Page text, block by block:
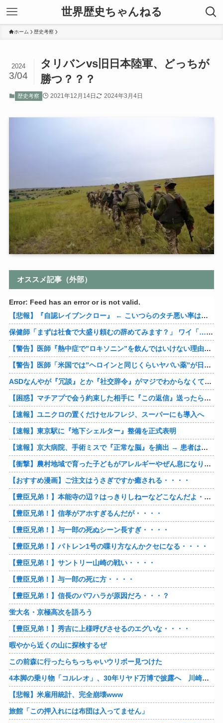
世界歴史ちゃんねる
ホーム 歴史考察
タリバンvs旧日本陸軍、どっちが
勝つ？？？
2024
3/04
歴史考察 2021年12月14日 2024年3月4日
オススメ記事（外部）
Error: Feed has an error or is not valid.
【悲報】『自認レイブンクロー』 ← こいつらのタチ悪い率は異常
保健師「まずは社食で大盛り頼むの辞めてみます？」 ワイ「…食っちゃいけないものを売ってるのか？」
【警告】医師『熱中症で”ロキソニン”を飲んではいけない理由がこれ』
【警告】医師「米国では”ヘロインと同じくらいヤバい薬”が日本では平気で処方されてる」
ASDなんやが『冗談』とか『社交辞令』がマジでわからなくて怖い
【困惑】マチアプで会う約束した相手に『この返信』送ったらブロックされたんやが…
【速報】ユニクロの置くだけセルフレジ、スーパーにも導入へ
【速報】東京駅に『地下シェルター』整備を正式表明
【速報】京大病院、手術ミスで『正常な脳』を摘出 → 患者は自発呼吸不可能な植物状態に
【衝撃】農村地域で育った子どもがアレルギーやぜん息になりにくい『農場効果』を引き起こす細菌が判明
【おすすめ漫画】ご注文はうさぎですか癒される・・・・
【豊臣兄弟！】本能寺の辺？はっきりしねーなどこなんだよ・・・・
【豊臣兄弟！】信孝がアホすぎるんだが・・・・
【豊臣兄弟！】与一郎の死ぬシーン長すぎ・・・・
【豊臣兄弟！】パトレン1号の喋り方なんかクセになる・・・・
【豊臣兄弟！】サントリー山崎の戦い・・・・
【豊臣兄弟！】与一郎の死に方・・・・
【豊臣兄弟！】信長のパワハラが原因だろ・・・？
蛍大名・京極高次を語ろう
【豊臣兄弟！】秀吉に上様呼びさせるのエグいな・・・・
暇やから近くの山に探検するぜ
この前森に行ったらちっちゃいウリボー見つけた
4本脚の乗り物「コルレオ」、30年リヤド万博で披露へ 川崎重工が35年発売目指す
【悲報】米雇用統計、完全崩壊www
旅館「この押入れには布団は入ってません」